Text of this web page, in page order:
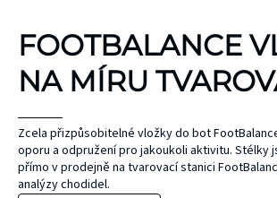
FOOTBALANCE
NA MÍRU
Zcela přizpůsobitelné vložky do bot
oporu a odpružení pro jakoukoli aktivitu. Stélky
přímo v prodejně na tvarovací stanici
analýzy chodidel.
UNIHOC
MAX
ČEPEL
TEJPY
KT
bez